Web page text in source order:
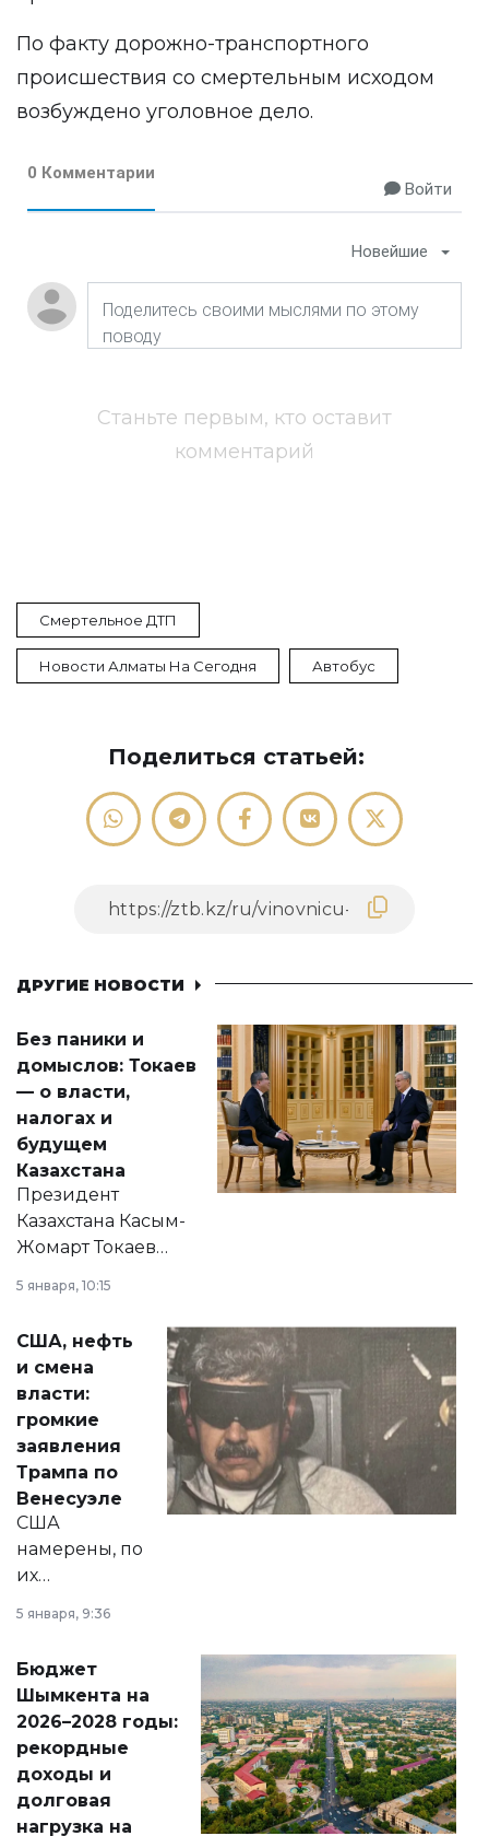
По факту дорожно-транспортного
происшествия со смертельным исходом
возбуждено уголовное дело.
0 Комментарии
Войти
Новейшие
Станьте первым, кто оставит
комментарий
Смертельное ДТП
Новости Алматы На Сегодня Автобус
Поделиться статьей:
ДРУГИЕ НОВОСТИ
Без паники и
домыслов: Токаев
— о власти,
налогах и
будущем
Казахстана
Президент
Казахстана Касым-
Жомарт Токаев
сразу несколько
актуальных тем —
от слухов о
политических
реформах до
вопросов армии,
экономики и
личного здоровья.
5 января, 10:15
США, нефть
и смена
власти:
громкие
заявления
Трампа по
Венесуэле
США
намерены, по
их
принести
народу
Венесуэлы.
5 января, 9:36
Бюджет
Шымкента на
2026–2028 годы:
рекордные
доходы и
долговая
нагрузка на